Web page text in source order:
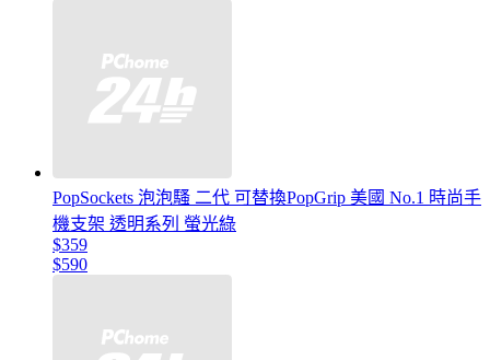
PopSockets 泡泡騷 二代 可替換PopGrip 美國 No.1 時尚手
機支架 透明系列 螢光綠
$359
$590